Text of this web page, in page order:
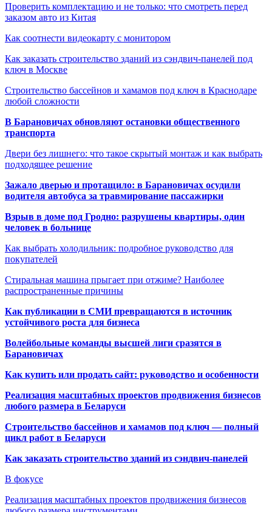
Проверить комплектацию и не только: что смотреть перед
заказом авто из Китая
Как соотнести видеокарту с монитором
Как заказать строительство зданий из сэндвич-панелей под
ключ в Москве
Строительство бассейнов и хамамов под ключ в Краснодаре
любой сложности
В Барановичах обновляют остановки общественного
транспорта
Двери без лишнего: что такое скрытый монтаж и как выбрать
подходящее решение
Зажало дверью и протащило: в Барановичах осудили
водителя автобуса за травмирование пассажирки
Взрыв в доме под Гродно: разрушены квартиры, один
человек в больнице
Как выбрать холодильник: подробное руководство для
покупателей
Стиральная машина прыгает при отжиме? Наиболее
распространенные причины
Как публикации в СМИ превращаются в источник
устойчивого роста для бизнеса
Волейбольные команды высшей лиги сразятся в
Барановичах
Как купить или продать сайт: руководство и особенности
Реализация масштабных проектов продвижения бизнесов
любого размера в Беларуси
Строительство бассейнов и хамамов под ключ — полный
цикл работ в Беларуси
Как заказать строительство зданий из сэндвич-панелей
В фокусе
Реализация масштабных проектов продвижения бизнесов